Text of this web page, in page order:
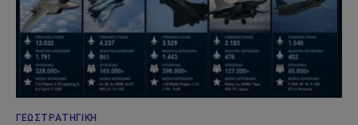
ΓΕΩΣΤΡΑΤΗΓΙΚΉ